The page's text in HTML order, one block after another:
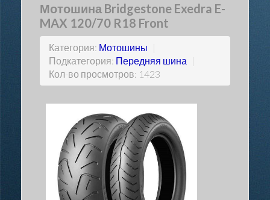
Мотошина Bridgestone Exedra E-
MAX 120/70 R18 Front
Категория: Мотошины |
Подкатегория: Передняя шина |
Кол-во просмотров: 1423